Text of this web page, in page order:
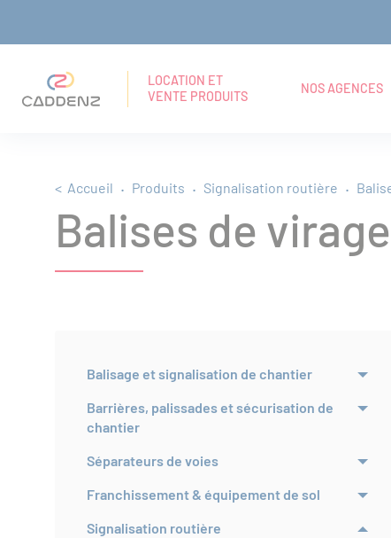
menu
contenu
pied
LOCATION ET
VENTE PRODUITS
NOS AGENCES
EN
TEXTE
Fil d'Ariane
Accueil Produits Signalisation routière
Balises de virage
Balisage et signalisation de chantier
Barrières, palissades et sécurisation de
chantier
Séparateurs de voies
Franchissement & équipement de sol
Signalisation routière